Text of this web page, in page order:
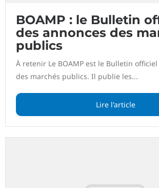
BOAMP : le Bulletin
des annonces des
publics
À retenir Le BOAMP est le Bulletin
des marchés publics. Il publie les...
Lire l'article